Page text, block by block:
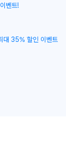
벤트!
대 35% 할인 이벤트